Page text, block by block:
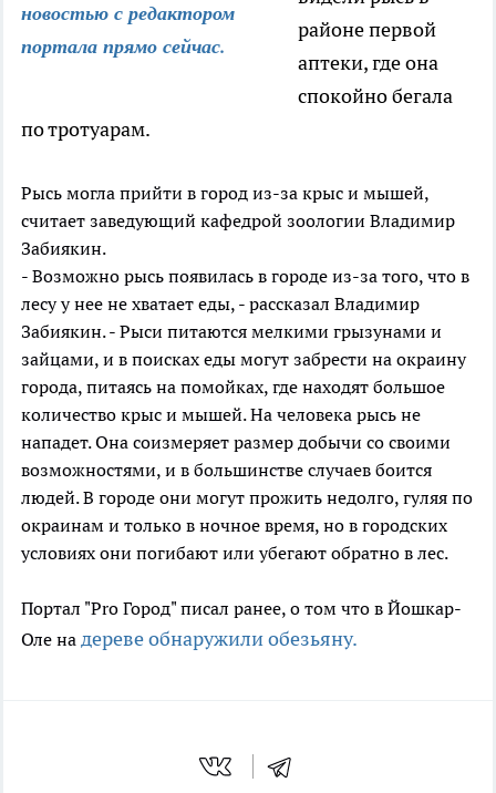
новостью с редактором
портала прямо сейчас.
районе первой
аптеки, где она
спокойно бегала
по тротуарам.
Рысь могла прийти в город из-за крыс и мышей,
считает заведующий кафедрой зоологии Владимир
Забиякин.
- Возможно рысь появилась в городе из-за того, что в
лесу у нее не хватает еды, - рассказал Владимир
Забиякин. - Рыси питаются мелкими грызунами и
зайцами, и в поисках еды могут забрести на окраину
города, питаясь на помойках, где находят большое
количество крыс и мышей.На человека рысь не
нападет. Она соизмеряет размер добычи со своими
возможностями, и в большинстве случаев боится
людей. В городе они могут прожить недолго, гуляя по
окраинам и только в ночное время, но в городских
условиях они погибают или убегают обратно в лес.
Портал "Pro Город" писал ранее, о том что в Йошкар-
Оле на дереве обнаружили обезьяну.